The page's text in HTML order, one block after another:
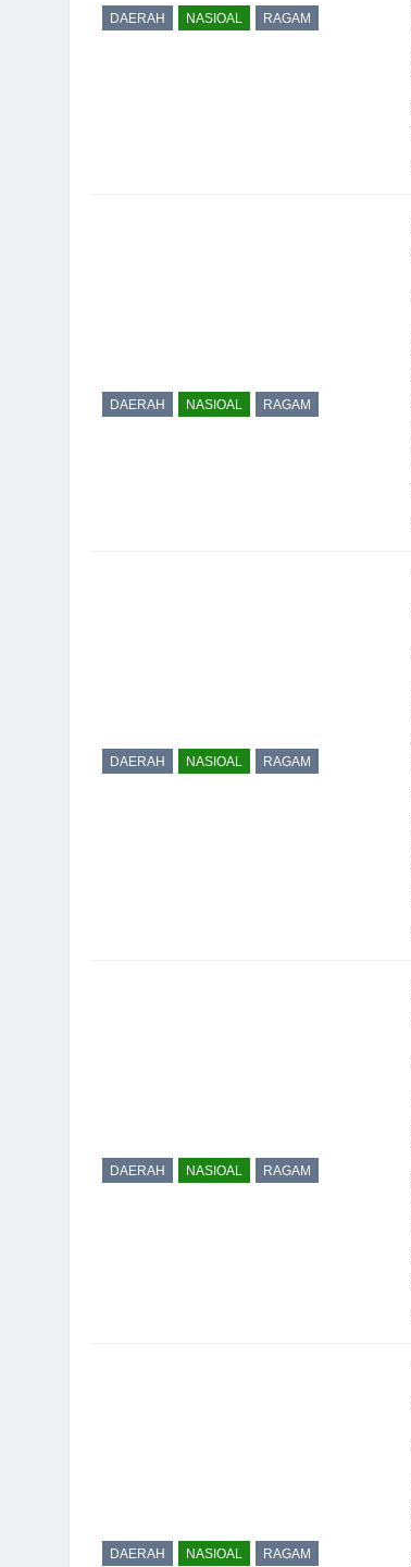
DAERAH NASIOAL RAGAM
DAERAH NASIOAL RAGAM
DAERAH NASIOAL RAGAM
DAERAH NASIOAL RAGAM
DAERAH NASIOAL RAGAM